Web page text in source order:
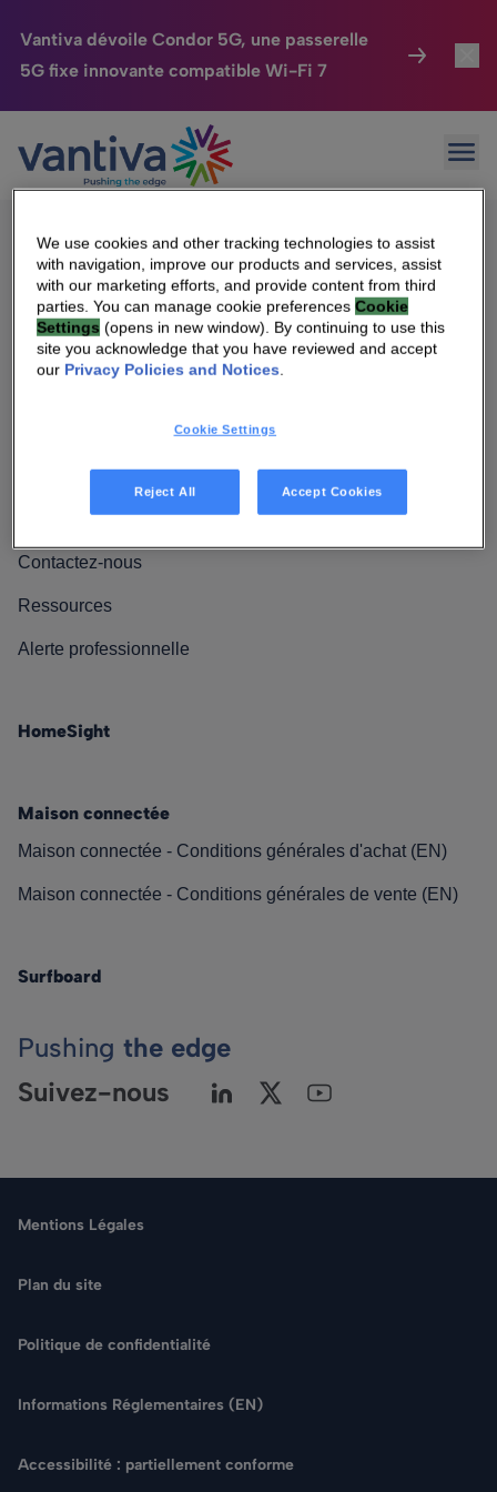
Vantiva dévoile Condor 5G, une passerelle
5G fixe innovante compatible Wi-Fi 7
Passer au contenu principal
Maison Connectée
HomeSight
Entreprise
Nos Engagements
Rechercher
Sorry, no results were found.
Rechercher :
Qui sommes-nous
Relations investisseurs
Nos engagements
Contactez-nous
Ressources
Alerte professionnelle
HomeSight
Maison connectée
Maison connectée - Conditions générales d'achat (EN)
Maison connectée - Conditions générales de vente (EN)
Surfboard
Pushing the edge
Suivez-nous
Mentions Légales
Plan du site
Politique de confidentialité
Informations Réglementaires (EN)
Accessibilité : partiellement conforme
We use cookies and other tracking technologies to assist
with navigation, improve our products and services, assist
with our marketing efforts, and provide content from third
parties. You can manage cookie preferencesCookie
Settings (opens in new window). By continuing to use this
site you acknowledge that you have reviewed and accept
our Privacy Policies and Notices.
Cookie Settings
Reject All Accept Cookies